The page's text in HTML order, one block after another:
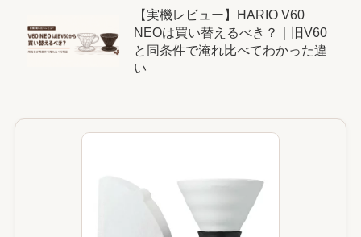
【実機レビュー】HARIO V60
NEOは買い替えるべき？｜旧V60
と同条件で淹れ比べてわかった違
い